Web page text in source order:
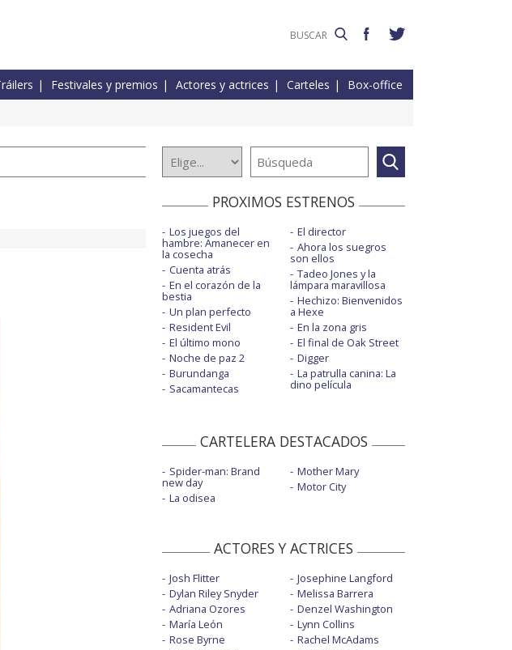
Festivales y premios Actores y actrices Carteles Box-office
PROXIMOS ESTRENOS
Los juegos del
hambre: Amanecer en
la cosecha
Cuenta atrás
En el corazón de la
bestia
Un plan perfecto
Resident Evil
El último mono
Noche de paz 2
Burundanga
Sacamantecas
El director
Ahora los suegros
son ellos
Tadeo Jones y la
lámpara maravillosa
Hechizo: Bienvenidos
a Hexe
En la zona gris
El final de Oak Street
Digger
La patrulla canina: La
dino película
CARTELERA DESTACADOS
Spider-man: Brand
new day
La odisea
Mother Mary
Motor City
ACTORES Y ACTRICES
Josh Flitter
Dylan Riley Snyder
Adriana Ozores
María León
Rose Byrne
Josephine Langford
Melissa Barrera
Denzel Washington
Lynn Collins
Rachel McAdams